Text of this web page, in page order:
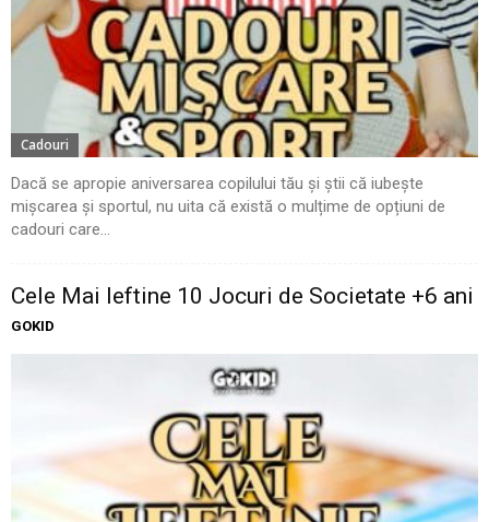
Cadouri
Dacă se apropie aniversarea copilului tău și știi că iubește
mișcarea și sportul, nu uita că există o mulțime de opțiuni de
cadouri care...
Cele Mai Ieftine 10 Jocuri de Societate +6 ani
GOKID